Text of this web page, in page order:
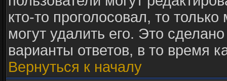
кто-то проголосовал, то
могут удалить его. Это
варианты ответов, в то время
Вернуться к началу